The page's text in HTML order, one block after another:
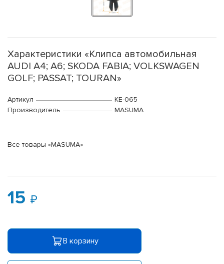
Характеристики «Клипса автомобильная
AUDI A4; A6; SKODA FABIA; VOLKSWAGEN
GOLF; PASSAT; TOURAN»
Артикул
KE-065
Производитель
MASUMA
Все товары «MASUMA»
15
В корзину